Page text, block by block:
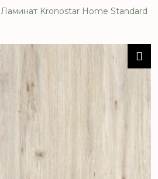
Ламинат Kronostar Home Standard